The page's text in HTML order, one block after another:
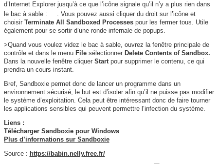
d’Internet Explorer jusqu’à ce que l’icône signale qu’il n’y a plus rien dans
le bac à sable :
. Vous pouvez aussi cliquer du droit sur l’icône et
choisir Terminate All Sandboxed Processes pour les fermer tous. Utile
également pour se sortir d’une ronde infernale de popups.
>Quand vous voulez videz le bac à sable, ouvrez la fenêtre principale de
contrôle et dans le menu Filesélectionner Delete Contents of Sandbox.
Dans la nouvelle fenêtre cliquer Start pour supprimer le contenu, ce qui
prendra un cours instant.
Bref, Sandboxie permet donc de lancer un programme dans un
environnement sécurisé, le but est d’isoler afin qu’il ne puisse pas modifier
le système d’exploitation. Cela peut être intéressant donc de faire tourner
les applications sensibles qui peuvent permettre l’infection du système.
Liens :
Télécharger Sandboxie pour Windows
Plus d’informations sur Sandboxie
Source : https://babin.nelly.free.fr/